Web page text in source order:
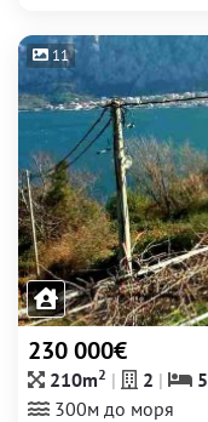
11
230 000€
210m2 2 5
300м до моря